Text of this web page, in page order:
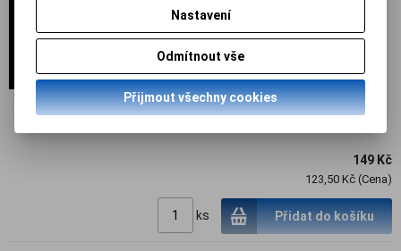
WHITE bílá barva pro Sony
Xperia Z1, Z1c, Z2,Z3 OEM
(Bulk)
Katalogové číslo:2500008318970
Termín dodání (dny):99
149 Kč
123,50 Kč (Cena)
ks Přidat do košíku
Nastavení
Odmítnout vše
Přijmout všechny cookies